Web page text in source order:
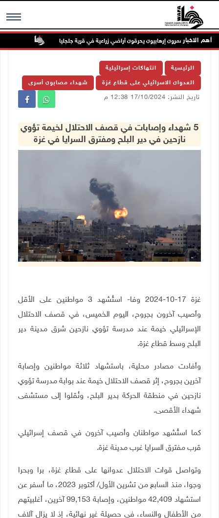
MENU أهم الاخبار
مستعمرون إرهابيون يحرقون أراضي زراعية في قرية جلجليا
الرئيسية انتهاكات إسرائيلية
العدوان الاسرائيلي على قطاع غزة شهداء مصابون أسرى
تاريخ النشر: 17/10/2024 12:38 م
5 شهداء وإصابات في قصف الاحتلال لخيمة تؤوي
نازحين في دير البلح ومفترق السرايا في غزة
غزة 17-10-2024 وفا- استُشهد 3 مواطنين على الأقل
وأصيب آخرون بجروح، اليوم الخميس، في قصف الاحتلال
الإسرائيلي خيمة عند مدرسة تؤوي نازحين شرق مدينة دير
البلح وسط قطاع غزة.
وأفادت مصادر محلية، باستشهاد ثلاثة مواطنين وإصابة
آخرين بجروح، إثر قصف الاحتلال خيمة عند بوابة مدرسة تؤوي
نازحين في منطقة الحركة بدير البلح، ونُقلوا إلى مستشفى
شهداء الأقصى.
كما استُشهد مواطنان وأصيب آخرون في قصف إسرائيلي
قرب مفترق السرايا غرب مدينة غزة.
وتواصل قوات الاحتلال عدوانها على قطاع غزة، برا وبحرا
وجوا، منذ السابع من تشرين الأول/ أكتوبر 2023، ما أسفر عن
استشهاد 42,409 مواطنين، وإصابة 99,153 آخرين، أغلبيتهم
من الأطفال والنساء، في حصيلة غير نهائية، إذ لا يزال آلاف